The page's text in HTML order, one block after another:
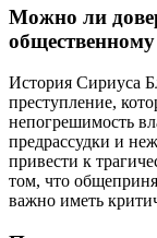
Можно ли
История Сириуса
преступление,
непогрешимость
предрассудки и
привести к
том, что
важно иметь